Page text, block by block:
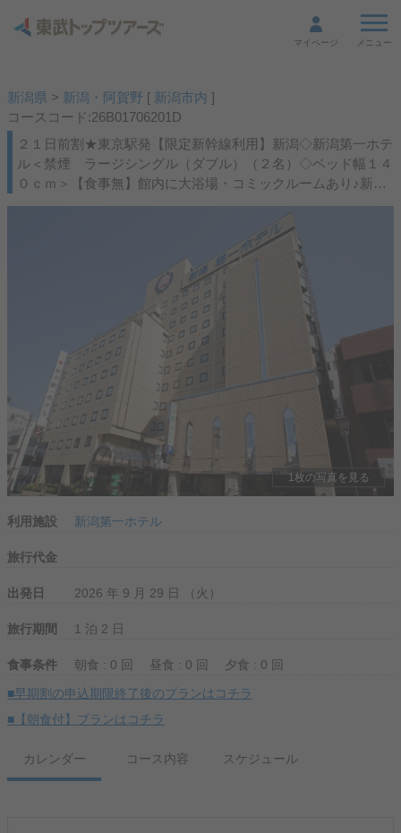
マイページ メニュー
新潟県 > 新潟・阿賀野 [ 新潟市内 ]
コースコード:26B01706201D
２１日前割★東京駅発【限定新幹線利用】新潟◇新潟第一ホテ
ル＜禁煙 ラージシングル（ダブル）（２名）◇ベッド幅１４
０ｃｍ＞【食事無】館内に大浴場・コミックルームあり♪新潟
駅より徒歩約３分♪◇ＪＲ駅受取
1枚の写真を見る
利用施設 新潟第一ホテル
旅行代金
出発日 2026 年 9 月 29 日 （火）
旅行期間 1 泊 2 日
食事条件 朝食 : 0 回 昼食 : 0 回
夕食 : 0 回
■早期割の申込期限終了後のプランはコチラ
■【朝食付】プランはコチラ
カレンダー コース内容 スケジュール